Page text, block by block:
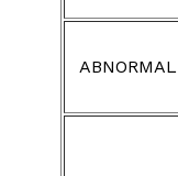
ABNORMAL